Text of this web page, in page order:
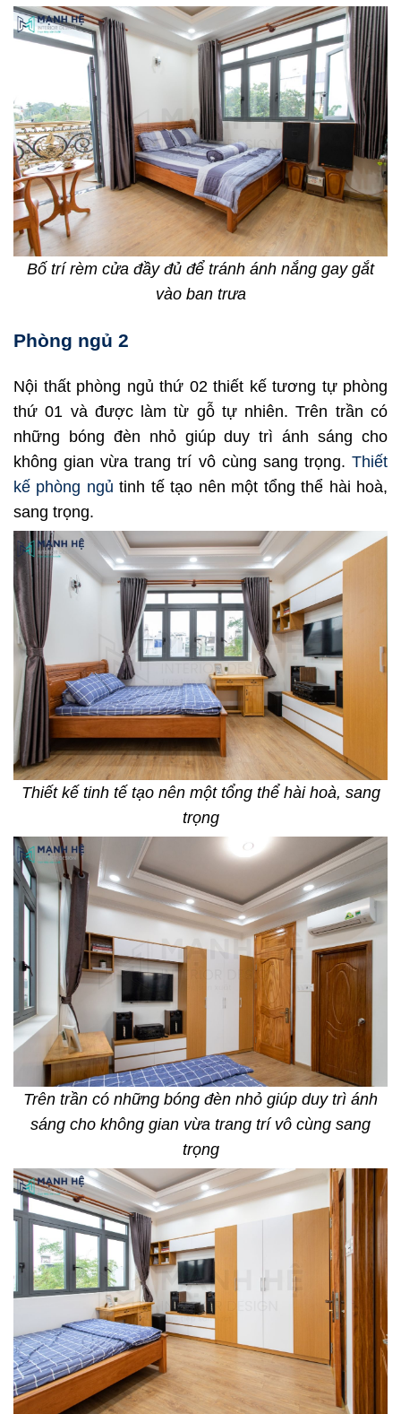
Bố trí rèm cửa đầy đủ để tránh ánh nắng gay gắt
vào ban trưa
Phòng ngủ 2
Nội thất phòng ngủ thứ 02 thiết kế tương tự phòng
thứ 01 và được làm từ gỗ tự nhiên. Trên trần có
những bóng đèn nhỏ giúp duy trì ánh sáng cho
không gian vừa trang trí vô cùng sang trọng. Thiết
kế phòng ngủ tinh tế tạo nên một tổng thể hài hoà,
sang trọng.
Thiết kế tinh tế tạo nên một tổng thể hài hoà, sang
trọng
Trên trần có những bóng đèn nhỏ giúp duy trì ánh
sáng cho không gian vừa trang trí vô cùng sang
trọng